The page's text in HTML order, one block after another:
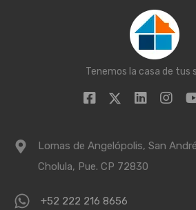
Tenemos la casa de tus
Lomas de Angelópolis, San
Cholula, Pue. CP 72830
+52 222 216 8656